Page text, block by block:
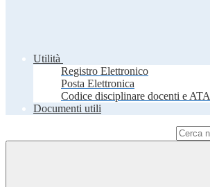
Utilità
Registro Elettronico
Posta Elettronica
Codice disciplinare docenti e ATA
Documenti utili